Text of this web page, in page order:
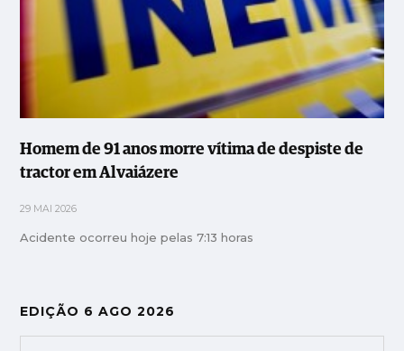
Homem de 91 anos morre vítima de despiste de
tractor em Alvaiázere
29 MAI 2026
Acidente ocorreu hoje pelas 7:13 horas
EDIÇÃO 6 AGO 2026